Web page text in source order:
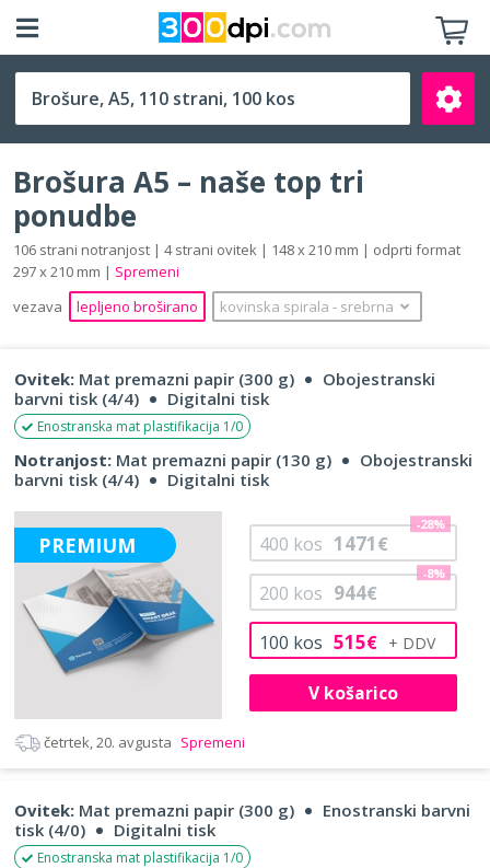
A5 (148 x 210 mm)
Išči
Brošura A5 – naše top tri
ponudbe
106 strani notranjost | 4 strani ovitek | 148 x 210 mm | odprti format
297 x 210 mm | Spremeni
vezava
lepljeno broširano kovinska spirala ‐ srebrna
Ovitek: Mat premazni papir (300 g)
Obojestranski
barvni tisk (4/4)
Digitalni tisk
Enostranska mat plastifikacija 1/0
Notranjost: Mat premazni papir (130 g)
Obojestranski
barvni tisk (4/4)
Digitalni tisk
PREMIUM
100 kos 515€
200 kos 944€
-8%
400 kos 1471€
-28%
V košarico
četrtek, 20. avgusta Spremeni
Ovitek: Mat premazni papir (300 g)
Enostranski barvni
tisk (4/0)
Digitalni tisk
Enostranska mat plastifikacija 1/0